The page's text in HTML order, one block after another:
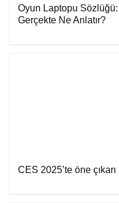
Oyun Laptopu
Gerçekte Ne Anlatır?
CES 2025’te öne